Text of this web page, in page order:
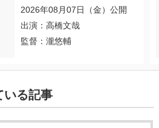
2026年08月07日（金）公開
出演：高橋文哉
監督：瀧悠輔
いる記事